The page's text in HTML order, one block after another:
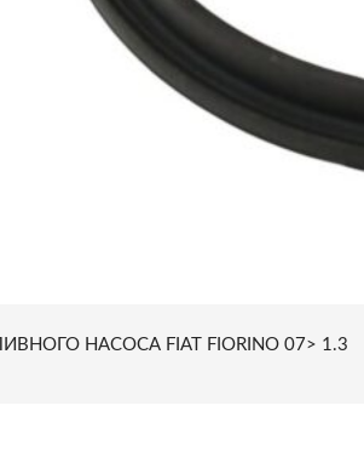
НАСОСА FIAT FIORINO 07> 1.3